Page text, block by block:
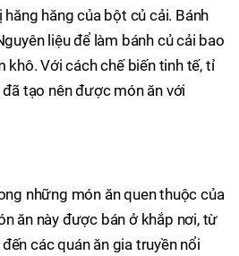
hăng của bột củ cải. Bánh
liệu để làm bánh củ cải bao
khô. Với cách chế biến tinh tế, tỉ
tạo nên được món ăn với
những món ăn quen thuộc của
ăn này được bán ở khắp nơi, từ
các quán ăn gia truyền nổi